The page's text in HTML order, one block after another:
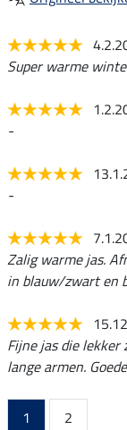
Super warme
-
-
Zalig warme jas.
in blauw/zwart en
Fijne jas die
lange armen.
1
2